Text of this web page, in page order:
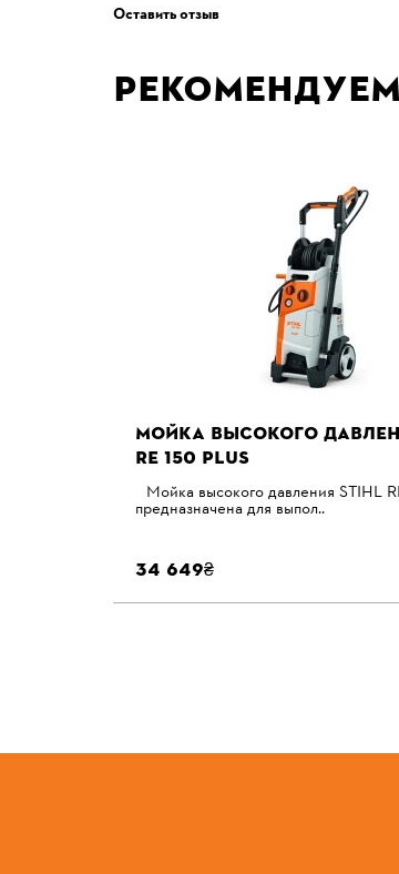
Оставить отзыв
МОЙКА ВЫСОКОГО
RE 150 PLUS
Мойка высокого давления STIHL
предназначена для выпол..
34 649₴